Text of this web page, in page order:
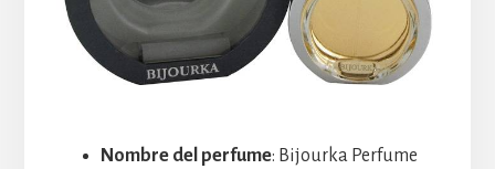
Nombre del perfume: Bijourka Perfume